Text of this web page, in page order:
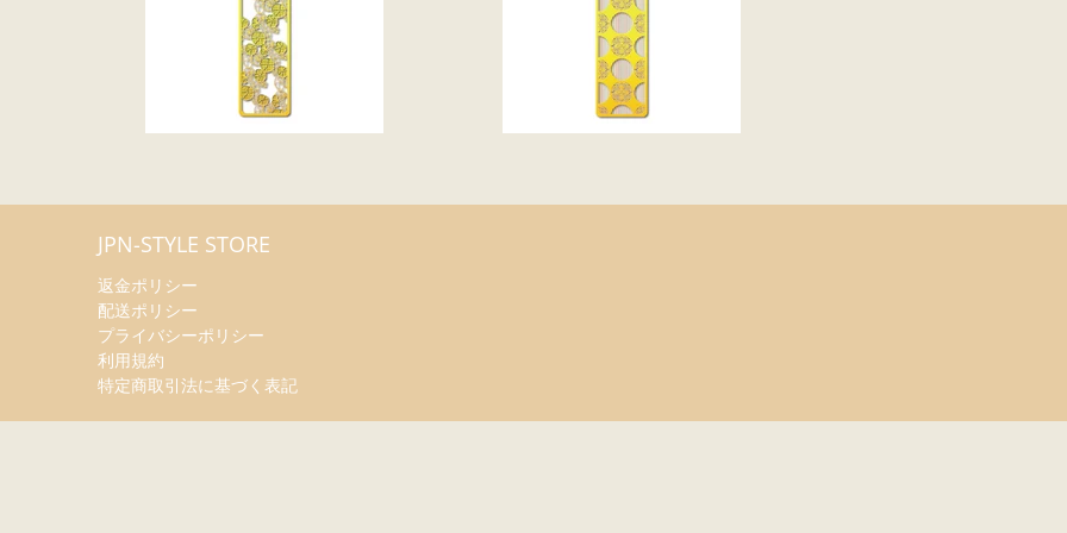
JPN-STYLE STORE
返金ポリシー
配送ポリシー
プライバシーポリシー
利用規約
特定商取引法に基づく表記